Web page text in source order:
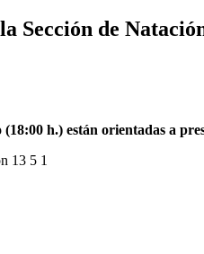
Sección de
h.) están orientadas a